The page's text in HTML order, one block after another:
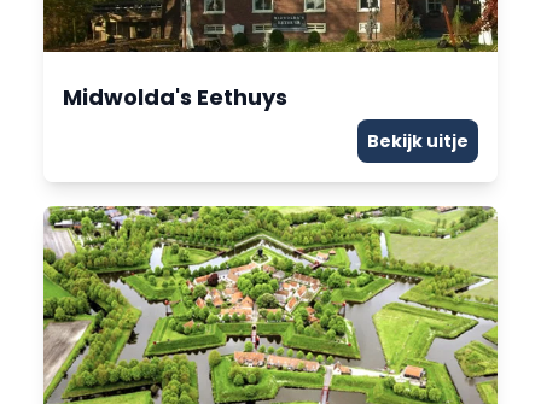
Midwolda's Eethuys
Bekijk uitje